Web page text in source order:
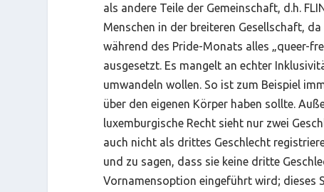
als andere Teile der Gemeinschaft, d.h.
Menschen in der breiteren Gesellschaft,
während des Pride-Monats alles „queer-
ausgesetzt. Es mangelt an echter
umwandeln wollen. So ist zum Beispiel
über den eigenen Körper haben sollte.
luxemburgische Recht sieht nur zwei
auch nicht als drittes Geschlecht
und zu sagen, dass sie keine dritte
Vornamensoption eingeführt wird; dieses